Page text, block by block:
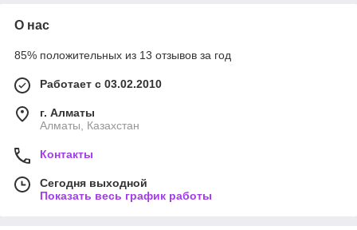
О нас
85% положительных из 13 отзывов за год
Работает с 03.02.2010
г. Алматы
Алматы, Казахстан
Контакты
Сегодня выходной
Показать весь график работы